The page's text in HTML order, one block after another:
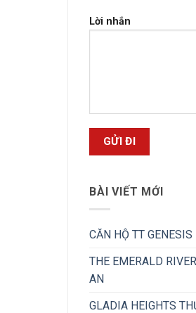
Lời nhắn
BÀI VIẾT MỚI
CĂN HỘ TT
THE EMERALD
AN
GLADIA HEIGHTS